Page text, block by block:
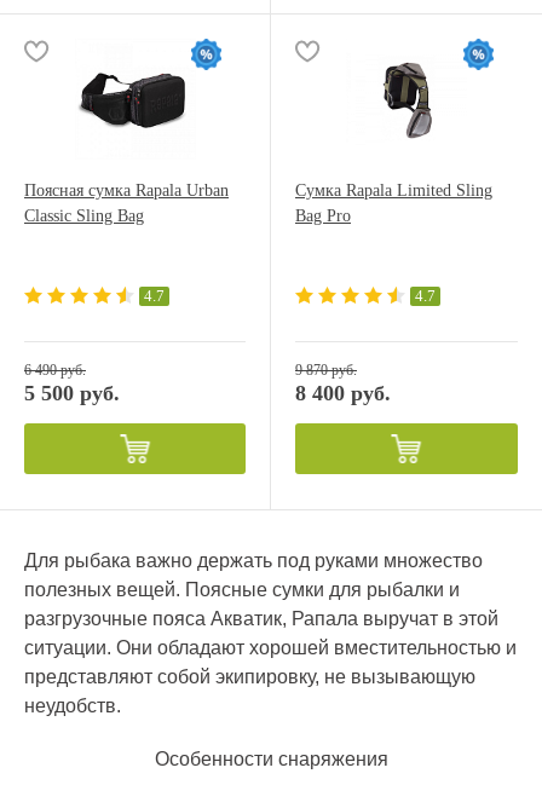
Поясная сумка Rapala Urban
Classic Sling Bag
4.7
6 490 руб.
5 500 руб.
Сумка Rapala Limited Sling
Bag Pro
4.7
9 870 руб.
8 400 руб.
Для рыбака важно держать под руками множество
полезных вещей. Поясные сумки для рыбалки и
разгрузочные пояса Акватик, Рапала выручат в этой
ситуации. Они обладают хорошей вместительностью и
представляют собой экипировку, не вызывающую
неудобств.
Особенности снаряжения